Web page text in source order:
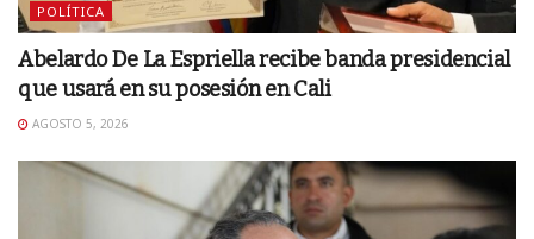
POLÍTICA
Abelardo De La Espriella recibe banda presidencial
que usará en su posesión en Cali
AGOSTO 5, 2026